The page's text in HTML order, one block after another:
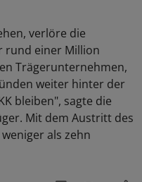
verlöre die
rund einer Million
Trägerunternehmen,
weiter hinter der
bleiben", sagte die
Mit dem Austritt des
als zehn